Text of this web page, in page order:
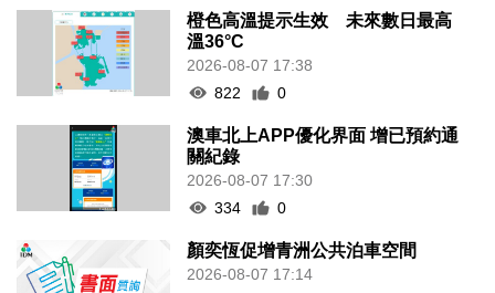
橙色高溫提示生效 未來數日最高
溫36°C
2026-08-07 17:38
822
0
澳車北上APP優化界面 增已預約通
關紀錄
2026-08-07 17:30
334
0
顏奕恆促增青洲公共泊車空間
2026-08-07 17:14